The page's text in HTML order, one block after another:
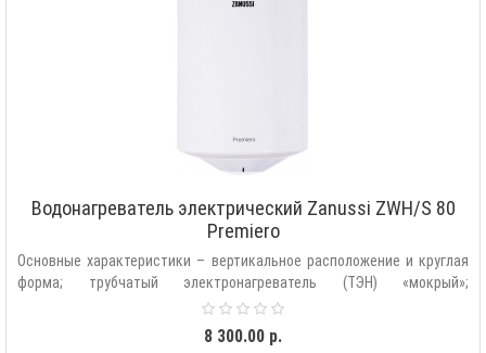
Водонагреватель электрический Zanussi ZWH/S 80
Premiero
Основные характеристики – вертикальное расположение и круглая
форма; трубчатый электронагреватель (ТЭН) «мокрый»;
8 300.00 р.